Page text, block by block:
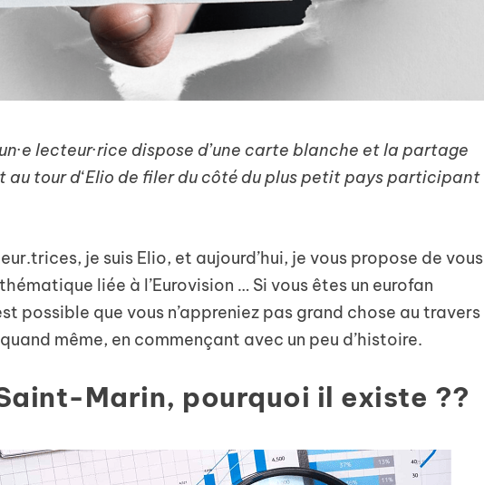
lecteur·rice dispose d’une carte blanche et la partage
au tour d‘Elio de filer du côté du plus petit pays participant
je suis Elio, et aujourd’hui, je vous propose de vous
liée à l’Eurovision … Si vous êtes un eurofan
possible que vous n’appreniez pas grand chose au travers
même, en commençant avec un peu d’histoire.
Marin, pourquoi il existe ??